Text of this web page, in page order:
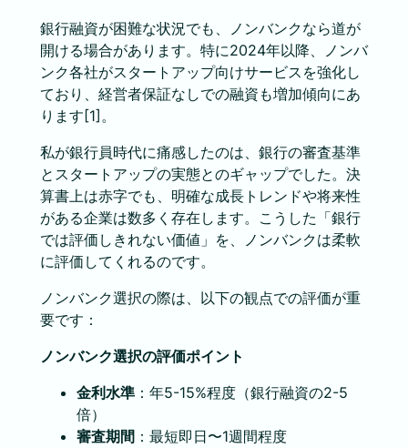
銀行融資が困難な状況でも、ノンバンクなら道が
開ける場合があります。特に2024年以降、ノンバ
ンク各社がスタートアップ向けサービスを強化し
ており、経営者保証なしでの融資も増加傾向にあ
ります[1]。
私が銀行員時代に痛感したのは、銀行の審査基準
とスタートアップの実態とのギャップでした。決
算書上は赤字でも、明確な成長トレンドや将来性
がある企業は数多く存在します。こうした「銀行
では評価しきれない価値」を、ノンバンクは柔軟
に評価してくれるのです。
ノンバンク選択の際は、以下の観点での評価が重
要です：
ノンバンク選択の評価ポイント
金利水準：年5-15%程度（銀行融資の2-5
倍）
審査期間 ：最短即日〜1週間程度